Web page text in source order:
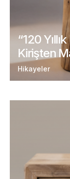
“120
Kirişten
Hikayeler